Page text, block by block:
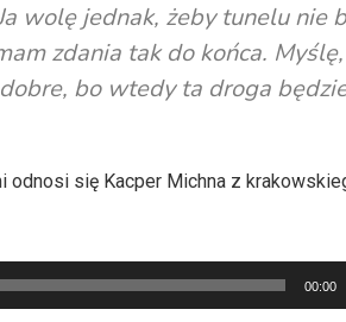
wolę jednak, żeby tunelu nie
zdania tak do końca.
bo wtedy ta droga
się Kacper Michna z
00:00